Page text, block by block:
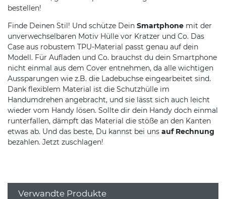
bestellen!
Finde Deinen Stil! Und schütze Dein Smartphone mit der
unverwechselbaren Motiv Hülle vor Kratzer und Co. Das
Case aus robustem TPU-Material passt genau auf dein
Modell. Für Aufladen und Co. brauchst du dein Smartphone
nicht einmal aus dem Cover entnehmen, da alle wichtigen
Aussparungen wie z.B. die Ladebuchse eingearbeitet sind.
Dank flexiblem Material ist die Schutzhülle im
Handumdrehen angebracht, und sie lässt sich auch leicht
wieder vom Handy lösen. Sollte dir dein Handy doch einmal
runterfallen, dämpft das Material die stöße an den Kanten
etwas ab. Und das beste, Du kannst bei uns auf Rechnung
bezahlen. Jetzt zuschlagen!
Verwandte Produkte